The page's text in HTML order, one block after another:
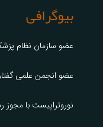
بیوگرافی
عضو سازمان نظام
عضو انجمن علمی
نوروتراپیست با مجوز